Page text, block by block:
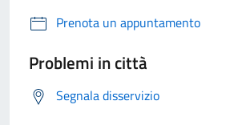
Prenota un appuntamento
Problemi in città
Segnala disservizio